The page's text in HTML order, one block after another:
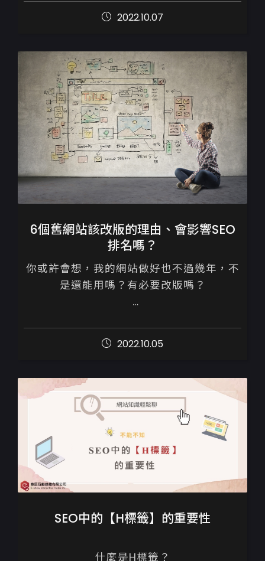
B2B與B2C兩者於網站設計與後續的行銷操
2022.10.07
6個舊網站該改版的理由、會影響SEO
排名嗎？
你或許會想，我的網站做好也不過幾年，不
是還能用嗎？有必要改版嗎？
搜尋引擎的機制日新月異，短短的3~5年就
可以有很大的變化，
2022.10.05
SEO中的【H標籤】的重要性
什麼是H標籤？